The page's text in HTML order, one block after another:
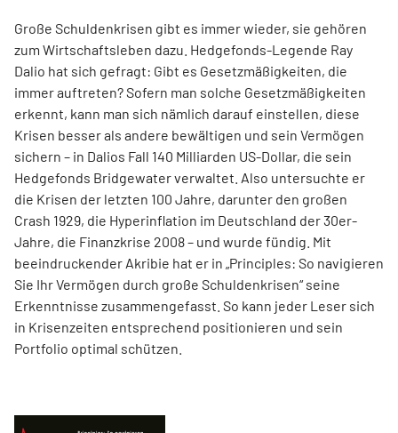
Große Schuldenkrisen gibt es immer wieder, sie gehören
zum Wirtschaftsleben dazu. Hedgefonds-Legende Ray
Dalio hat sich gefragt: Gibt es Gesetzmäßigkeiten, die
immer auftreten? Sofern man solche Gesetzmäßigkeiten
erkennt, kann man sich nämlich darauf einstellen, diese
Krisen besser als andere bewältigen und sein Vermögen
sichern – in Dalios Fall 140 Milliarden US-Dollar, die sein
Hedgefonds Bridgewater verwaltet. Also untersuchte er
die Krisen der letzten 100 Jahre, darunter den großen
Crash 1929, die Hyperinflation im Deutschland der 30er-
Jahre, die Finanzkrise 2008 – und wurde fündig. Mit
beeindruckender Akribie hat er in „Principles: So navigieren
Sie Ihr Vermögen durch große Schuldenkrisen“ seine
Erkenntnisse zusammengefasst. So kann jeder Leser sich
in Krisenzeiten entsprechend positionieren und sein
Portfolio optimal schützen.